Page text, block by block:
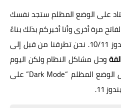
على الوضع المظلم ستجد نفسك
مرة أخرى وأنا أخبركم بذلك بناءً
إلى
وحل مشاكل النظام ولكن اليوم
سوف نوضح لكم كيفية تفعيل الوضع المظلم “Dark Mode” على
11.